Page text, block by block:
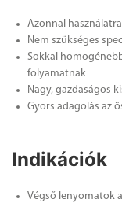
Azonnal
Nem szükséges
Sokkal
folyamatnak
Nagy, gazdaságos
Gyors adagolás az
Indikációk
Végső lenyomatok